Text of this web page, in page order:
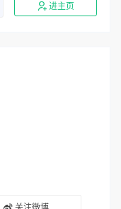
进主页